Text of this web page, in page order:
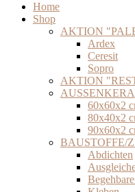
Home
Shop
AKTION
Ardex
Ceresit
Sopro
AKTION
60x60x2
80x40x2
90x60x2
BAUSTOFFE/
Abdichten